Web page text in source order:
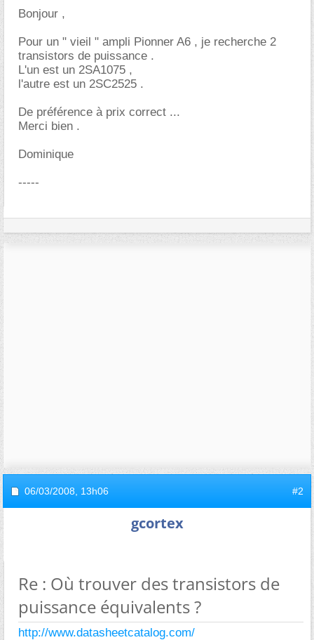
Bonjour ,
Pour un " vieil " ampli Pionner A6 , je recherche 2
transistors de puissance .
L'un est un 2SA1075 ,
l'autre est un 2SC2525 .
De préférence à prix correct ...
Merci bien .
Dominique
-----
06/03/2008, 13h06 #2
gcortex
Re : Où trouver des transistors de
puissance équivalents ?
http://www.datasheetcatalog.com/